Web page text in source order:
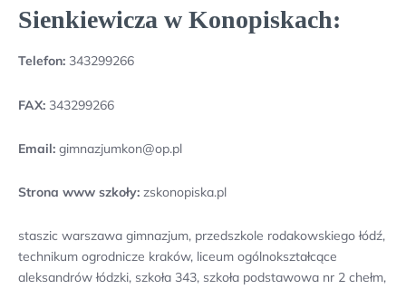
Sienkiewicza w Konopiskach:
Telefon: 343299266
FAX: 343299266
Email: gimnazjumkon@op.pl
Strona www szkoły: zskonopiska.pl
staszic warszawa gimnazjum, przedszkole rodakowskiego łódź,
technikum ogrodnicze kraków, liceum ogólnokształcące
aleksandrów łódzki, szkoła 343, szkoła podstawowa nr 2 chełm,